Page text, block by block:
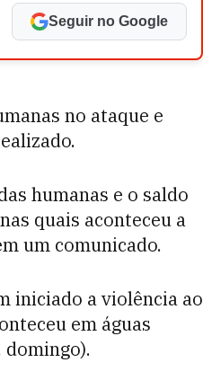
Seguir no Google
no ataque e
humanas e o saldo
quais aconteceu a
um comunicado.
iniciado a violência ao
em águas